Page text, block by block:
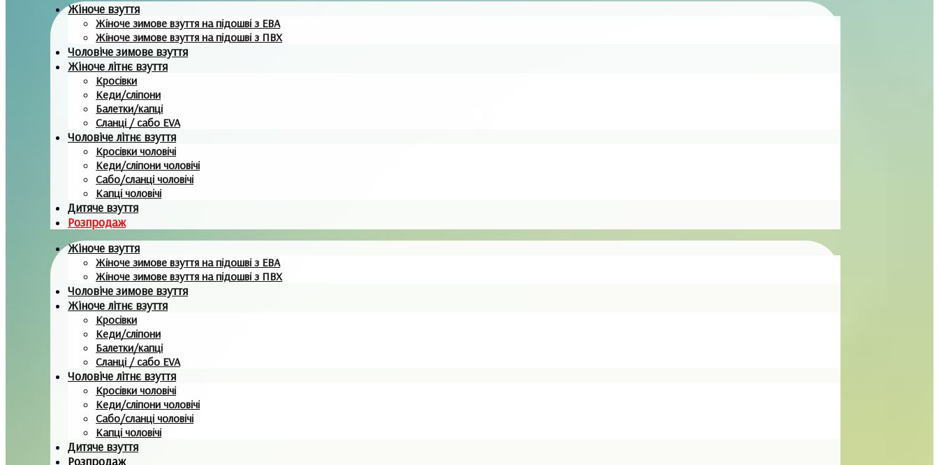
Жіноче взуття
Жіноче зимове взуття на підошві з ЕВА
Жіноче зимове взуття на підошві з ПВХ
Чоловіче зимове взуття
Жіноче літнє взуття
Кросівки
Кеди/сліпони
Балетки/капці
Сланці / сабо EVA
Чоловіче літнє взуття
Кросівки чоловічі
Кеди/сліпони чоловічі
Сабо/сланці чоловічі
Капці чоловічі
Дитяче взуття
Розпродаж
Жіноче взуття
Жіноче зимове взуття на підошві з ЕВА
Жіноче зимове взуття на підошві з ПВХ
Чоловіче зимове взуття
Жіноче літнє взуття
Кросівки
Кеди/сліпони
Балетки/капці
Сланці / сабо EVA
Чоловіче літнє взуття
Кросівки чоловічі
Кеди/сліпони чоловічі
Сабо/сланці чоловічі
Капці чоловічі
Дитяче взуття
Розпродаж